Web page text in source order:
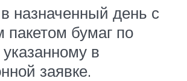
назначенный день с
пакетом бумаг по
в
заявке.